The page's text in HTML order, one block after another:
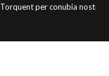
Torquent per conubia nostra